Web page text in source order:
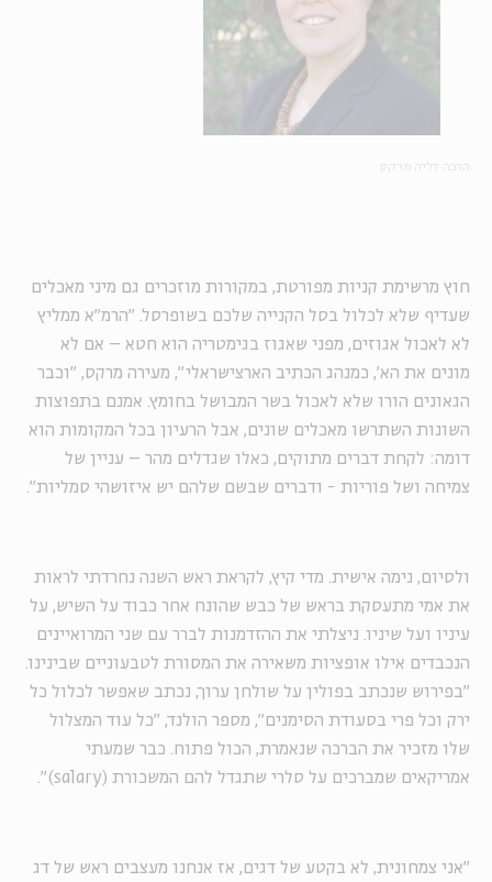
חוץ מרשימת קניות מפורטת, במקורות מוזכרים גם מיני מאכלים
שעדיף שלא לכלול בסל הקנייה שלכם בשופרסל. "הרמ"א ממליץ
לא לאכול אגוזים, מפני שאגוז בגימטריה הוא חטא – אם לא
מונים את הא', כמנהג הכתיב הארצישראלי", מעירה מרקס, "וכבר
הגאונים הורו שלא לאכול בשר המבושל בחומץ. אמנם בתפוצות
השונות השתרשו מאכלים שונים, אבל הרעיון בכל המקומות הוא
דומה: לקחת דברים מתוקים, כאלו שגדלים מהר – עניין של
צמיחה ושל פוריות - ודברים שבשם שלהם יש איזושהי סמליות".
ולסיום, נימה אישית. מדי קיץ, לקראת ראש השנה נחרדתי לראות
את אמי מתעסקת בראש של כבש שהונח אחר כבוד על השיש, על
עיניו ועל שיניו. ניצלתי את ההזדמנות לברר עם שני המרואיינים
הנכבדים אילו אופציות משאירה את המסורת לטבעוניים שבינינו.
"בפירוש שנכתב בפולין על שולחן ערוך, נכתב שאפשר לכלול כל
ירק וכל פרי בסעודת הסימנים", מספר הולנד, "כל עוד המצלול
שלו מזכיר את הברכה שנאמרת, הכול פתוח. כבר שמעתי
אמריקאים שמברכים על סלרי שתגדל להם המשכורת (salary)".
"אני צמחונית, לא בקטע של דגים, אז אנחנו מעצבים ראש של דג